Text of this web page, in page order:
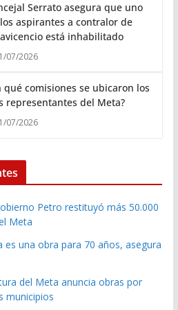
Serrato asegura que uno
aspirantes a contralor de
está inhabilitado
07/2026
qué comisiones se ubicaron los
representantes del Meta?
07/2026
Petro restituyó más 50.000
Meta
es una obra para 70 años, asegura
del Meta anuncia obras por
municipios